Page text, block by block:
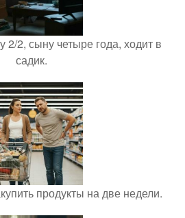
2/2, сыну четыре года, ходит в
садик.
продукты на две недели.